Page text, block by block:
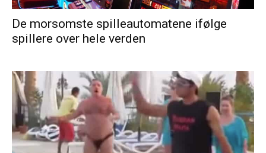
De morsomste spilleautomatene ifølge
spillere over hele verden